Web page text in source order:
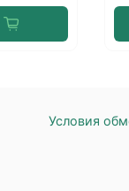
Условия